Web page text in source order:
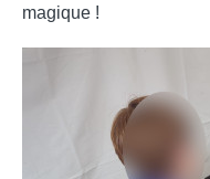
magique !